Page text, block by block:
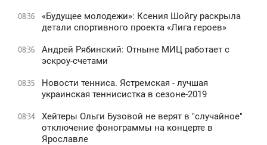
08:36
«Будущее молодежи»: Ксения Шойгу раскрыла
детали спортивного проекта «Лига героев»
08:36
Андрей Рябинский: Отныне МИЦ работает с
эскроу-счетами
08:35
Новости тенниса. Ястремская - лучшая
украинская теннисистка в сезоне-2019
08:34
Хейтеры Ольги Бузовой не верят в "случайное"
отключение фонограммы на концерте в
Ярославле